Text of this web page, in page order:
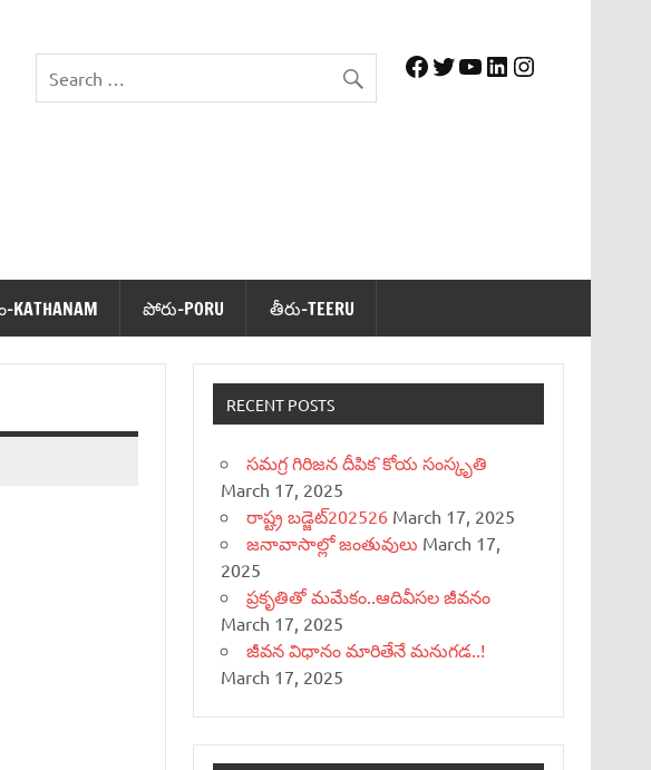
Facebook
Twitter
YouTube
LinkedIn
Instagram
KATHANAM పోరు-PORU తీరు-TEERU
RECENT POSTS
సమగ్ర గిరిజన దీపిక`కోయ సంస్కృతి
March 17, 2025
రాష్ట్ర బడ్జెట్‌202526 March 17, 2025
జనావాసాల్లో జంతువులు March 17,
2025
ప్రకృతితో మమేకం..ఆదివీసల జీవనం
March 17, 2025
జీవన విధానం మారితేనే మనుగడ..!
March 17, 2025